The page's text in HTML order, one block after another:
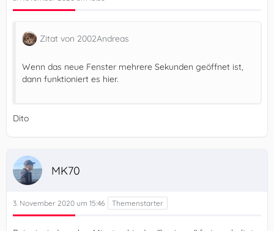
Zitat von 2002Andreas
Wenn das neue Fenster mehrere Sekunden geöffnet ist,
dann funktioniert es hier.
Dito
MK70
3. November 2020 um 15:46